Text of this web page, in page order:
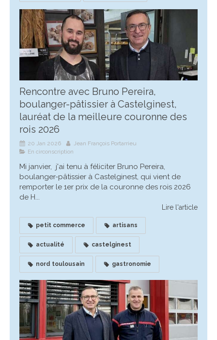
Rencontre avec Bruno Pereira,
boulanger-pâtissier à Castelginest,
lauréat de la meilleure couronne des
rois 2026
20 Jan 2026
Jean François Portarrieu
En circonscription
Mi janvier, j'ai tenu à féliciter Bruno Pereira,
boulanger-pâtissier à Castelginest, qui vient de
remporter le 1er prix de la couronne des rois 2026
de H...
Lire l'article
petit commerce artisans
actualité castelginest
nord toulousain gastronomie